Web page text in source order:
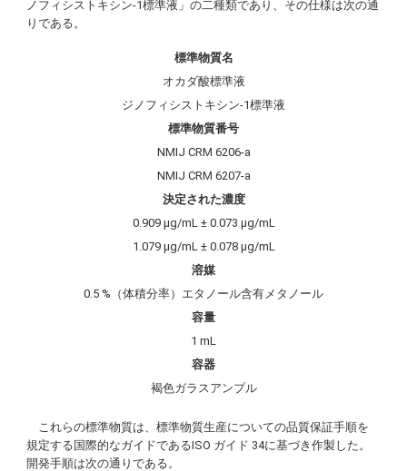
ノフィシストキシン-1標準液」の二種類であり、その仕様は次の通
りである。
標準物質名
オカダ酸標準液
ジノフィシストキシン-1標準液
標準物質番号
NMIJ CRM 6206-a
NMIJ CRM 6207-a
決定された濃度
0.909 µg/mL ± 0.073 µg/mL
1.079 µg/mL ± 0.078 µg/mL
溶媒
0.5 %（体積分率）エタノール含有メタノール
容量
1 mL
容器
褐色ガラスアンプル
これらの標準物質は、標準物質生産についての品質保証手順を
規定する国際的なガイドであるISO ガイド 34に基づき作製した。
開発手順は次の通りである。